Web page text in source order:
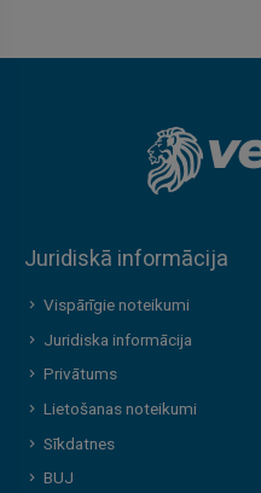
Juridiskā informācija
Vispārīgie noteikumi
Juridiska informācija
Privātums
Lietošanas noteikumi
Sīkdatnes
BUJ